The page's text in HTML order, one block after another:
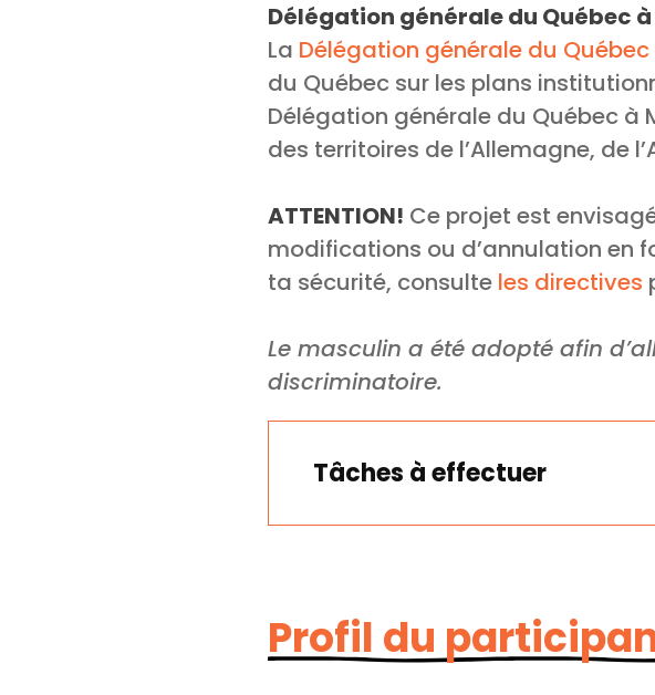
Délégation générale du Québec
La Délégation générale du
du Québec sur les plans
Délégation générale du Québec à
des territoires de l’Allemagne, de
ATTENTION! Ce projet est
modifications ou d’annulation en
ta sécurité, consulte les directives
Le masculin a été adopté afin
discriminatoire.
Tâches à effectuer
Profil du